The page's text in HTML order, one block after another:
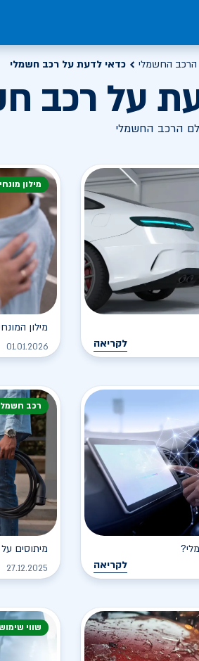
הרכב החשמלי כדאי לדעת על רכב חשמלי
על רכב
הרכב החשמלי
לקריאה
מילון
מילון
01.01.2026
לקריאה
רכב
מיתוסים
27.12.2025
שווי